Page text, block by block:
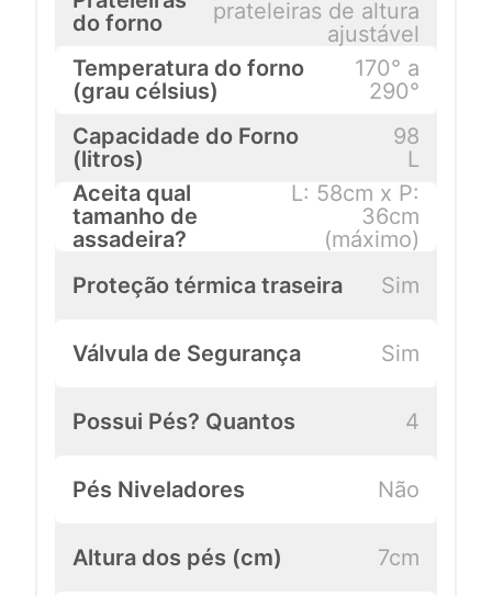
do forno
prateleiras de altura
ajustável
Temperatura do forno
(grau célsius)
170° a
290°
Capacidade do Forno
(litros)
98
L
Aceita qual
tamanho de
assadeira?
L: 58cm x P:
36cm
(máximo)
Proteção térmica traseira
Sim
Válvula de Segurança Sim
Possui Pés? Quantos 4
Pés Niveladores Não
Altura dos pés (cm) 7cm